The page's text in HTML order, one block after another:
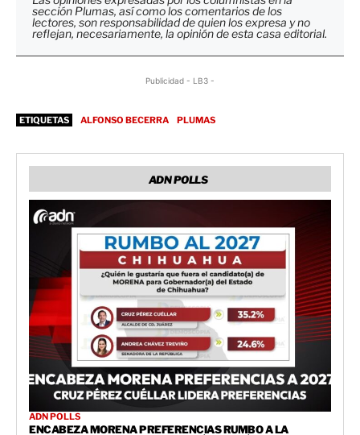
sección Plumas, así como los comentarios de los
lectores, son responsabilidad de quien los expresa y no
reflejan, necesariamente, la opinión de esta casa editorial.
Publicidad - LB3 -
ETIQUETAS ALFONSO BECERRA PLUMAS
ADN POLLS
ADN POLLS
ENCABEZA MORENA PREFERENCIAS RUMBO A LA